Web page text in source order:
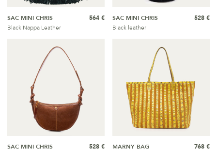
SAC MINI CHRIS
Black Nappa Leather
564 €
SAC MINI CHRIS
Black leather
528 €
SAC MINI CHRIS
528 €
MARNY BAG
768 €